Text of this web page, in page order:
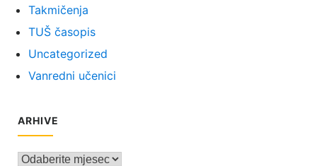
Takmičenja
TUŠ časopis
Uncategorized
Vanredni učenici
ARHIVE
Arhive